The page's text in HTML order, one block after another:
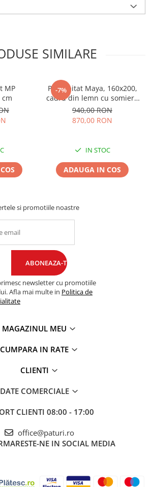
SIMILARE
MP
cm
-7%
Pat tapitat Maya, 160x200,
cadru din lemn cu somiera
fixa, culoare Bej
940,00 RON
870,00 RON
IN STOC
ADAUGA IN COS
si promotiile noastre
newsletter cu promotiile
Afla mai multe in Politica de
MAGAZINUL MEU
CUMPARA IN RATE
CLIENTI
DATE COMERCIALE
CLIENTI 08:00 - 17:00
office@paturi.ro
NE IN SOCIAL MEDIA